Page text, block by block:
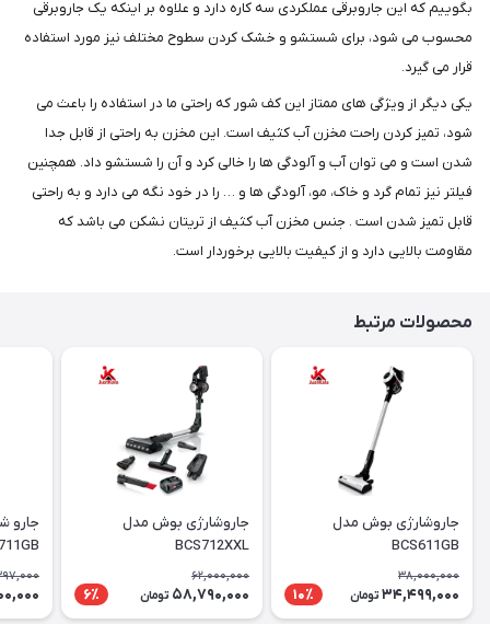
بگوییم که این جاروبرقی عملکردی سه کاره دارد و علاوه بر اینکه یک جاروبرقی
محسوب می شود، برای شستشو و خشک کردن سطوح مختلف نیز مورد استفاده
قرار می گیرد.
یکی دیگر از ویژگی های ممتاز این کف شور که راحتی ما در استفاده را باعث می
شود، تمیز کردن راحت مخزن آب کثیف است. این مخزن به راحتی از قابل جدا
شدن است و می توان آب و آلودگی ها را خالی کرد و آن را شستشو داد. همچنین
فیلتر نیز تمام گرد و خاک، مو، آلودگی ها و … را در خود نگه می دارد و به راحتی
قابل تمیز شدن است . جنس مخزن آب کثیف از تریتان نشکن می باشد که
مقاومت بالایی دارد و از کیفیت بالایی برخوردار است.
محصولات مرتبط
جاروشارژی بوش مدل
BCS611GB
38,000,000
34,499,000 تومان 10٪
جاروشارژی بوش مدل
BCS712XXL
62,000,000
58,790,000 تومان 6٪
جارو